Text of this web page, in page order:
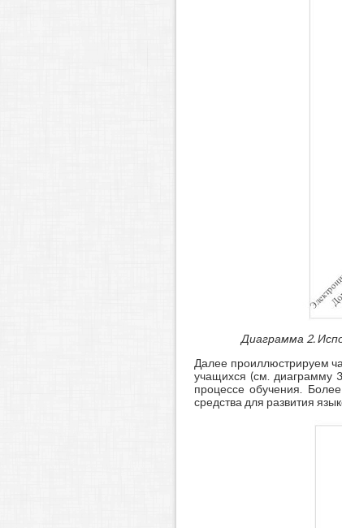
Диаграмма 2.
Далее проиллюстрируем
учащихся (см. диаграмму
процессе обучения.
средства для развития